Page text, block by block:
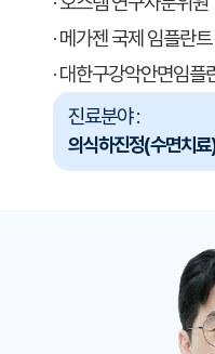
· 메가젠 국제 임플란
· 대한구강악안면임플
진료분야 :
의식하진정(수면치료